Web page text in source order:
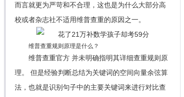
而言就更为严苛和不合理，这也是为什么大部分高
校或者杂志社不适用维普查重的原因之一。
维普查重规则原理是什么？
维普查重官方 并未明确指明其详细查重规则原
理。 但是经验判断总结为关键词的空间向量余弦算
法，也就是识别句子中的主要关键词来进行对比查